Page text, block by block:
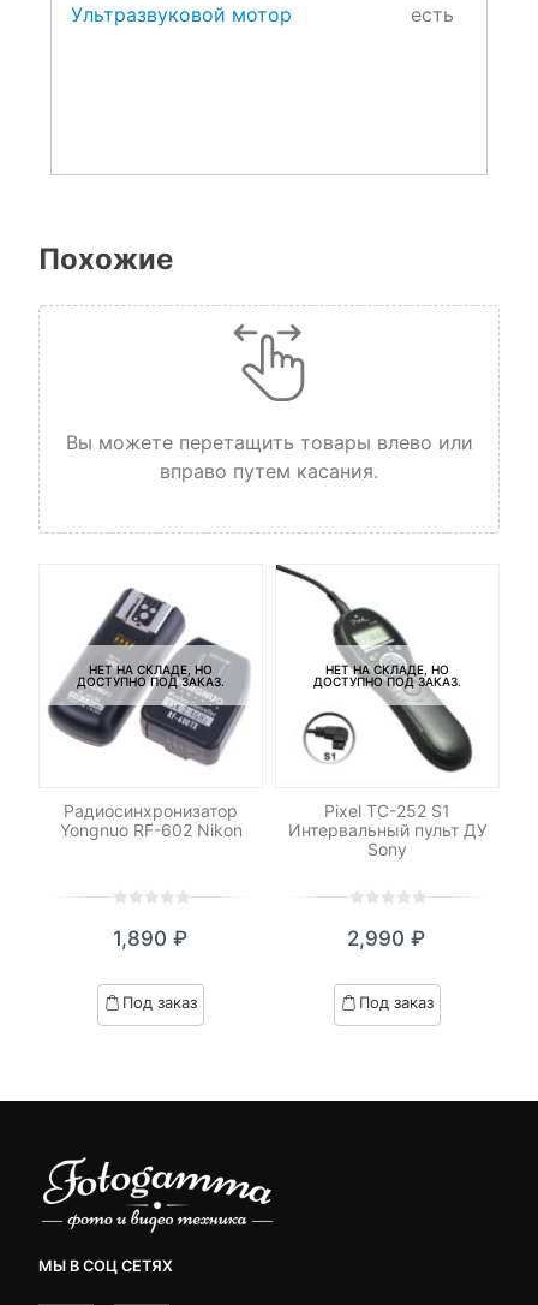
Ультразвуковой мотор
есть
Похожие
Вы можете перетащить товары влево или
вправо путем касания.
НЕТ НА СКЛАДЕ, НО
ДОСТУПНО ПОД ЗАКАЗ.
Радиосинхронизатор
Yongnuo RF-602 Nikon
out
based
on
1,890 ₽
Под заказ
НЕТ НА СКЛАДЕ, НО
ДОСТУПНО ПОД ЗАКАЗ.
Pixel TC-252 S1
Интервальный пульт ДУ
Sony
out
based
on
2,990 ₽
Под заказ
МЫ В СОЦ СЕТЯХ